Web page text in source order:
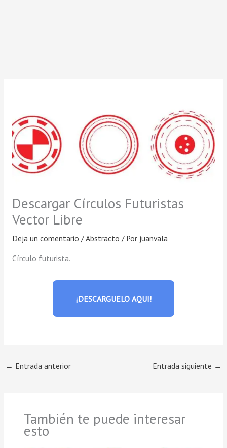
Descargar Círculos Futuristas
Vector Libre
Deja un comentario /Abstracto / Por juanvala
Círculo futurista.
¡DESCARGUELO AQUI!
← Entrada anterior Entrada siguiente →
También te puede interesar
esto